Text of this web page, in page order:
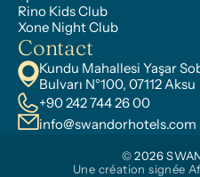
Rino Kids Club
Xone Night Club
Contact
Kundu Mahallesi Yaşar
Bulvarı N°100, 07112 Aksu
+90 242 744 26 00
info@swandorhotels.com
© 2026
Une création signée